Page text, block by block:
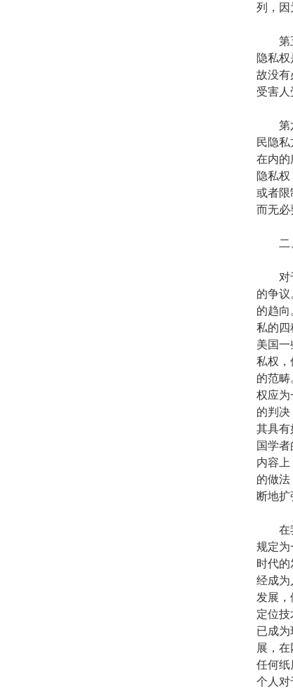
列，因
第五
隐私
故没有
受害人
第六
民隐
在内的
隐私
或者限
而无必
二、
对于
的争
的趋
私的四
美国
私权，
的范畴
权应为
的判决
其具有
国学
内容
的做
断地
在我
规定为
时代
经成为
发展
定位
已成
展，
任何纸
个人对